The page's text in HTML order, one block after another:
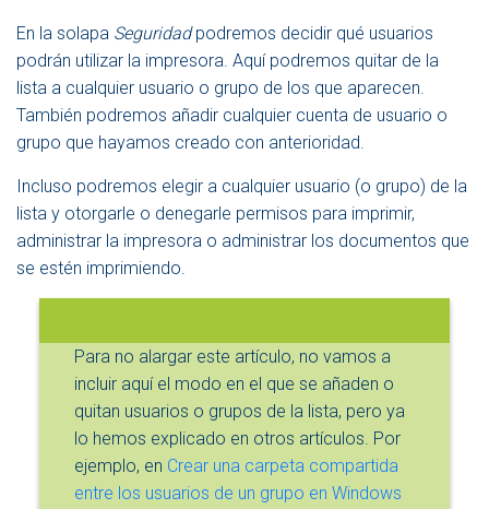
En la solapa Seguridadpodremos decidir qué usuarios
podrán utilizar la impresora. Aquí podremos quitar de la
lista a cualquier usuario o grupo de los que aparecen.
También podremos añadir cualquier cuenta de usuario o
grupo que hayamos creado con anterioridad.
Incluso podremos elegir a cualquier usuario (o grupo) de la
lista y otorgarle o denegarle permisos para imprimir,
administrar la impresora o administrar los documentos que
se estén imprimiendo.
Para no alargar este artículo, no vamos a
incluir aquí el modo en el que se añaden o
quitan usuarios o grupos de la lista, pero ya
lo hemos explicado en otros artículos. Por
ejemplo, en Crear una carpeta compartida
entre los usuarios de un grupo en Windows